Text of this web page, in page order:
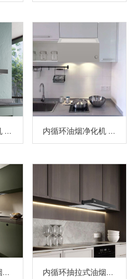
壁挂内循环油烟机 306XH90BP/306XH120BP 内循环油烟净化机 305BSXH60A
内循环抽拉式油烟机 302SXH 内循环抽拉式油烟机 302HXH-S1/ 302HXH-S2/302HXH-S3